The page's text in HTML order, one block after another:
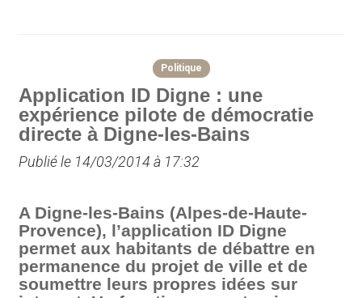
Politique
Application ID Digne : une
expérience pilote de démocratie
directe à Digne-les-Bains
Publié le 14/03/2014 à 17:32
A Digne-les-Bains (Alpes-de-Haute-
Provence), l’application ID Digne
permet aux habitants de débattre en
permanence du projet de ville et de
soumettre leurs propres idées sur